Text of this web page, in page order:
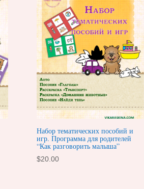
Набор тематических пособий и
игр. Программа для родителей
“Как разговорить малыша”
$20.00